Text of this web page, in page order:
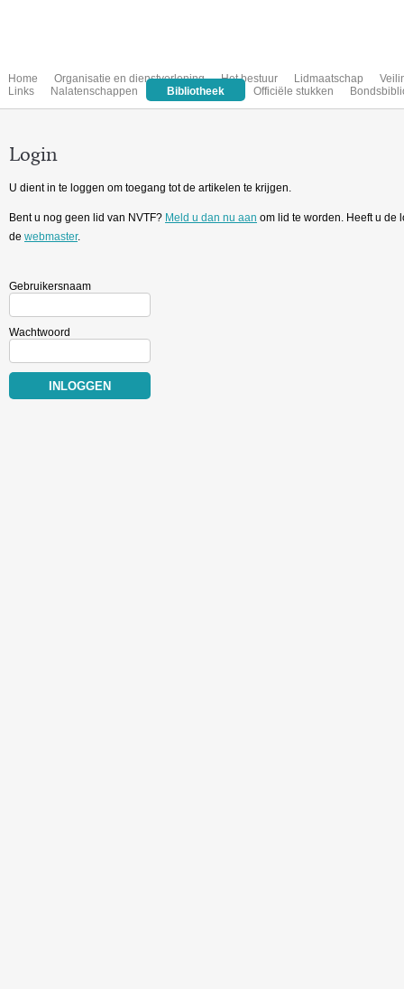
Home Organisatie en dienstverlening Het bestuur Lidmaatschap
Links
Nalatenschappen Bibliotheek Officiële stukken
Login
U dient in te loggen om toegang tot de artikelen te krijgen.
Bent u nog geen lid van NVTF? Meld u dan nu aan om lid te worden. Heeft u de
de webmaster.
Gebruikersnaam
Wachtwoord